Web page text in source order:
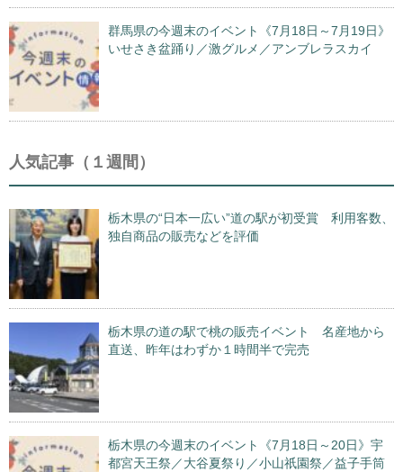
群馬県の今週末のイベント《7月18日～7月19日》
いせさき盆踊り／激グルメ／アンブレラスカイ
人気記事（１週間）
栃木県の“日本一広い”道の駅が初受賞 利用客数、
独自商品の販売などを評価
栃木県の道の駅で桃の販売イベント 名産地から
直送、昨年はわずか１時間半で完売
栃木県の今週末のイベント《7月18日～20日》宇
都宮天王祭／大谷夏祭り／小山祇園祭／益子手筒